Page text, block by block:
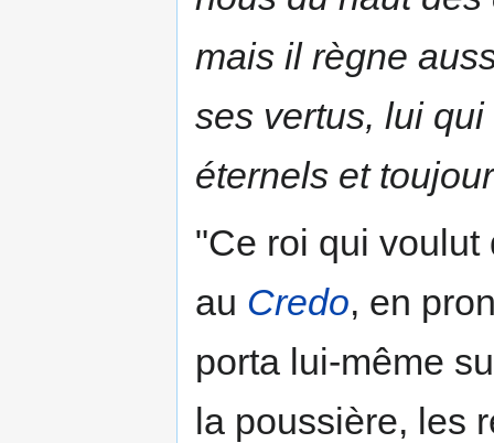
mais il règne
ses vertus, lui
éternels et
"Ce roi qui
au Credo, en
porta lui-même
la poussière, les